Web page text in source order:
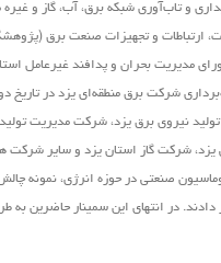
و تاب‌آوری شبکه برق، آب، گاز و
ارتباطات و تجهیزات صنعت برق
مدیریت بحران و پدافند غیرعامل
نیروی برق یزد، شرکت مدیریت
شرکت گاز استان یزد و سایر شرکت ها
صنعتی در حوزه انرژی، نمونه
دادند. در انتهای این سمینار